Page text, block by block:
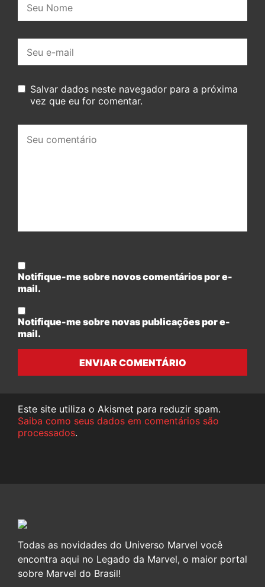
mail:
Salvar dados neste navegador para a próxima
vez que eu for comentar.
comentário:
Notifique-me sobre novos comentários por e-
mail.
Notifique-me sobre novas publicações por e-
mail.
ENVIAR COMENTÁRIO
Este site utiliza o Akismet para reduzir spam.
Saiba como seus dados em comentários são
processados.
Todas as novidades do Universo Marvel você
encontra aqui no Legado da Marvel, o maior portal
sobre Marvel do Brasil!